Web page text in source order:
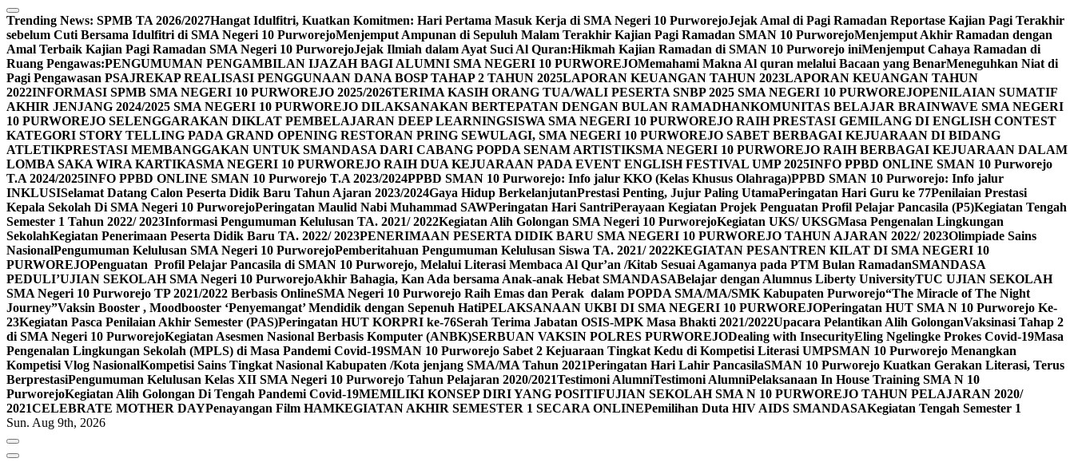
Trending News: SPMB TA 2026/2027Hangat Idulfitri, Kuatkan Komitmen: Hari Pertama Masuk Kerja di SMA Negeri 10 PurworejoJejak Amal di Pagi Ramadan Reportase Kajian Pagi Terakhir
sebelum Cuti Bersama Idulfitri di SMA Negeri 10 PurworejoMenjemput Ampunan di Sepuluh Malam Terakhir Kajian Pagi Ramadan SMAN 10 PurworejoMenjemput Akhir Ramadan dengan
Amal Terbaik Kajian Pagi Ramadan SMA Negeri 10 PurworejoJejak Ilmiah dalam Ayat Suci Al Quran:Hikmah Kajian Ramadan di SMAN 10 Purworejo iniMenjemput Cahaya Ramadan di
Ruang Pengawas:PENGUMUMAN PENGAMBILAN IJAZAH BAGI ALUMNI SMA NEGERI 10 PURWOREJOMemahami Makna Al quran melalui Bacaan yang BenarMeneguhkan Niat di
Pagi Pengawasan PSAJREKAP REALISASI PENGGUNAAN DANA BOSP TAHAP 2 TAHUN 2025LAPORAN KEUANGAN TAHUN 2023LAPORAN KEUANGAN TAHUN
2022INFORMASI SPMB SMA NEGERI 10 PURWOREJO 2025/2026TERIMA KASIH ORANG TUA/WALI PESERTA SNBP 2025 SMA NEGERI 10 PURWOREJOPENILAIAN SUMATIF
AKHIR JENJANG 2024/2025 SMA NEGERI 10 PURWOREJO DILAKSANAKAN BERTEPATAN DENGAN BULAN RAMADHANKOMUNITAS BELAJAR BRAINWAVE SMA NEGERI
10 PURWOREJO SELENGGARAKAN DIKLAT PEMBELAJARAN DEEP LEARNINGSISWA SMA NEGERI 10 PURWOREJO RAIH PRESTASI GEMILANG DI ENGLISH CONTEST
KATEGORI STORY TELLING PADA GRAND OPENING RESTORAN PRING SEWULAGI, SMA NEGERI 10 PURWOREJO SABET BERBAGAI KEJUARAAN DI BIDANG
ATLETIKPRESTASI MEMBANGGAKAN UNTUK SMANDASA DARI CABANG POPDA SENAM ARTISTIKSMA NEGERI 10 PURWOREJO RAIH BERBAGAI KEJUARAAN DALAM
LOMBA SAKA WIRA KARTIKASMA NEGERI 10 PURWOREJO RAIH DUA KEJUARAAN PADA EVENT ENGLISH FESTIVAL UMP 2025INFO PPBD ONLINE SMAN 10 Purworejo
T.A 2024/2025INFO PPBD ONLINE SMAN 10 Purworejo T.A 2023/2024PPBD SMAN 10 Purworejo: Info jalur KKO (Kelas Khusus Olahraga)PPBD SMAN 10 Purworejo: Info jalur
INKLUSISelamat Datang Calon Peserta Didik Baru Tahun Ajaran 2023/2024Gaya Hidup BerkelanjutanPrestasi Penting, Jujur Paling UtamaPeringatan Hari Guru ke 77Penilaian Prestasi
Kepala Sekolah Di SMA Negeri 10 PurworejoPeringatan Maulid Nabi Muhammad SAWPeringatan Hari SantriPerayaan Kegiatan Projek Penguatan Profil Pelajar Pancasila (P5)Kegiatan Tengah
Semester 1 Tahun 2022/ 2023Informasi Pengumuman Kelulusan TA. 2021/ 2022Kegiatan Alih Golongan SMA Negeri 10 PurworejoKegiatan UKS/ UKSGMasa Pengenalan Lingkungan
SekolahKegiatan Penerimaan Peserta Didik Baru TA. 2022/ 2023PENERIMAAN PESERTA DIDIK BARU SMA NEGERI 10 PURWOREJO TAHUN AJARAN 2022/ 2023Olimpiade Sains
NasionalPengumuman Kelulusan SMA Negeri 10 PurworejoPemberitahuan Pengumuman Kelulusan Siswa TA. 2021/ 2022KEGIATAN PESANTREN KILAT DI SMA NEGERI 10
PURWOREJOPenguatan Profil Pelajar Pancasila di SMAN 10 Purworejo, Melalui Literasi Membaca Al Qur’an /Kitab Sesuai Agamanya pada PTM Bulan RamadanSMANDASA
PEDULI’UJIAN SEKOLAH SMA Negeri 10 PurworejoAkhir Bahagia, Kan Ada bersama Anak-anak Hebat SMANDASABelajar dengan Alumnus Liberty UniversityTUC UJIAN SEKOLAH
SMA Negeri 10 Purworejo TP 2021/2022 Berbasis OnlineSMA Negeri 10 Purworejo Raih Emas dan Perak dalam POPDA SMA/MA/SMK Kabupaten Purworejo“The Miracle of The Night
Journey”Vaksin Booster , Moodbooster ‘Penyemangat’ Mendidik dengan Sepenuh HatiPELAKSANAAN UKBI DI SMA NEGERI 10 PURWOREJOPeringatan HUT SMA N 10 Purworejo Ke-
23Kegiatan Pasca Penilaian Akhir Semester (PAS)Peringatan HUT KORPRI ke-76Serah Terima Jabatan OSIS-MPK Masa Bhakti 2021/2022Upacara Pelantikan Alih GolonganVaksinasi Tahap 2
di SMA Negeri 10 PurworejoKegiatan Asesmen Nasional Berbasis Komputer (ANBK)SERBUAN VAKSIN POLRES PURWOREJODealing with InsecurityEling Ngelingke Prokes Covid-19Masa
Pengenalan Lingkungan Sekolah (MPLS) di Masa Pandemi Covid-19SMAN 10 Purworejo Sabet 2 Kejuaraan Tingkat Kedu di Kompetisi Literasi UMPSMAN 10 Purworejo Menangkan
Kompetisi Vlog NasionalKompetisi Sains Tingkat Nasional Kabupaten /Kota jenjang SMA/MA Tahun 2021Peringatan Hari Lahir PancasilaSMAN 10 Purworejo Kuatkan Gerakan Literasi, Terus
BerprestasiPengumuman Kelulusan Kelas XII SMA Negeri 10 Purworejo Tahun Pelajaran 2020/2021Testimoni AlumniTestimoni AlumniPelaksanaan In House Training SMA N 10
PurworejoKegiatan Alih Golongan Di Tengah Pandemi Covid-19MEMILIKI KONSEP DIRI YANG POSITIFUJIAN SEKOLAH SMA N 10 PURWOREJO TAHUN PELAJARAN 2020/
2021CELEBRATE MOTHER DAYPenayangan Film HAMKEGIATAN AKHIR SEMESTER 1 SECARA ONLINEPemilihan Duta HIV AIDS SMANDASAKegiatan Tengah Semester 1
Sun. Aug 9th, 2026